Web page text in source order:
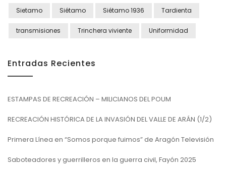
Sietamo Siétamo Siétamo 1936 Tardienta
transmisiones Trinchera viviente Uniformidad
Entradas Recientes
ESTAMPAS DE RECREACIÓN – MILICIANOS DEL POUM
RECREACIÓN HISTÓRICA DE LA INVASIÓN DEL VALLE DE ARÁN (1/2)
Primera Línea en “Somos porque fuimos” de Aragón Televisión
Saboteadores y guerrilleros en la guerra civil, Fayón 2025